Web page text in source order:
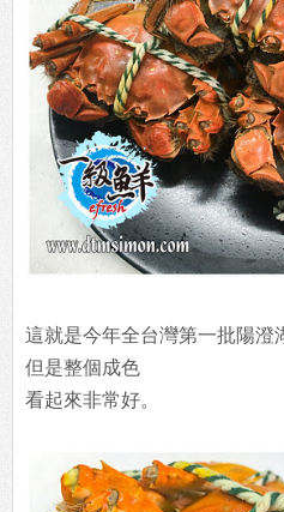
這就是今年全台灣第一批陽澄
但是整個成色
看起來非常好。